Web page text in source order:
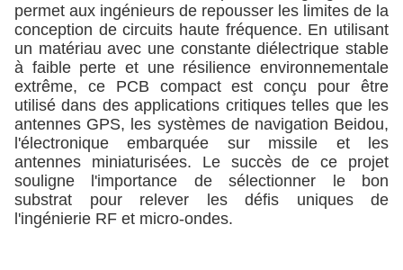
permet aux ingénieurs de repousser les limites de la
conception de circuits haute fréquence. En utilisant
un matériau avec une constante diélectrique stable
à faible perte et une résilience environnementale
extrême, ce PCB compact est conçu pour être
utilisé dans des applications critiques telles que les
antennes GPS, les systèmes de navigation Beidou,
l'électronique embarquée sur missile et les
antennes miniaturisées. Le succès de ce projet
souligne l'importance de sélectionner le bon
substrat pour relever les défis uniques de
l'ingénierie RF et micro-ondes.